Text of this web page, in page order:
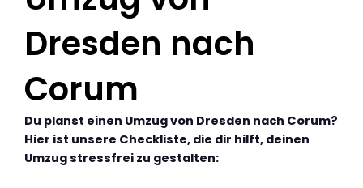
Dresden nach
Corum
Du planst einen Umzug von Dresden nach Corum?
Hier ist unsere Checkliste, die dir hilft, deinen
Umzug stressfrei zu gestalten: